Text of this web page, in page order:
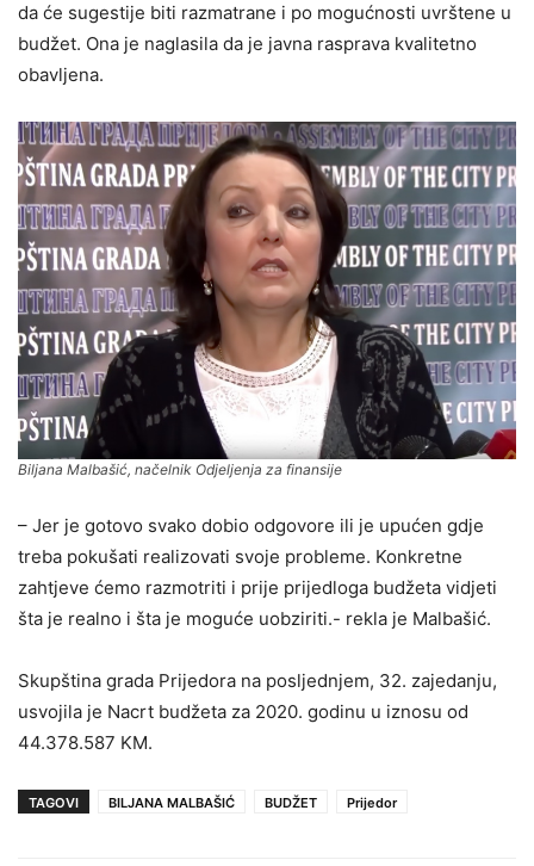
da će sugestije biti razmatrane i po mogućnosti uvrštene u
budžet. Ona je naglasila da je javna rasprava kvalitetno
obavljena.
Biljana Malbašić, načelnik Odjeljenja za finansije
– Jer je gotovo svako dobio odgovore ili je upućen gdje
treba pokušati realizovati svoje probleme. Konkretne
zahtjeve ćemo razmotriti i prije prijedloga budžeta vidjeti
šta je realno i šta je moguće uobziriti.- rekla je Malbašić.
Skupština grada Prijedora na posljednjem, 32. zajedanju,
usvojila je Nacrt budžeta za 2020. godinu u iznosu od
44.378.587 KM.
TAGOVI BILJANA MALBAŠIĆ BUDŽET Prijedor